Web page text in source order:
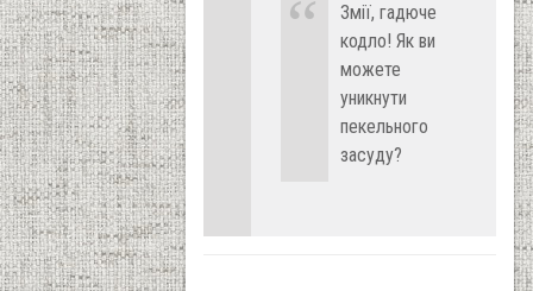
Змії, гадюче
кодло! Як ви
можете
уникнути
пекельного
засуду?